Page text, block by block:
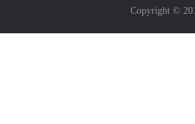
Copyright ©